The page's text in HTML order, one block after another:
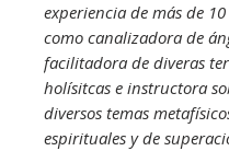
experiencia de más de
como canalizadora de
facilitadora de diveras
holísitcas e instructora
diversos temas
espirituales y de